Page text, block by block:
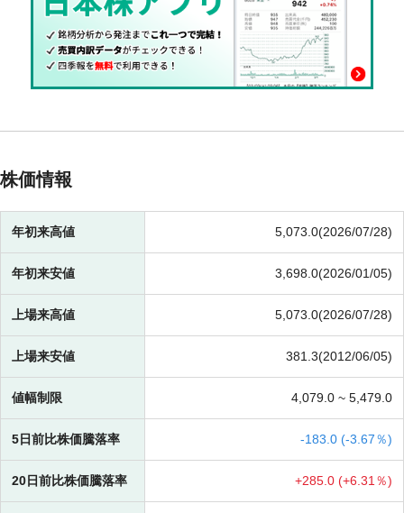
株価情報
年初来高値 5,073.0(2026/07/28)
年初来安値 3,698.0(2026/01/05)
上場来高値 5,073.0(2026/07/28)
上場来安値 381.3(2012/06/05)
値幅制限 4,079.0 ~ 5,479.0
5日前比株価騰落率 -183.0 (-3.67％)
20日前比株価騰落率 +285.0 (+6.31％)